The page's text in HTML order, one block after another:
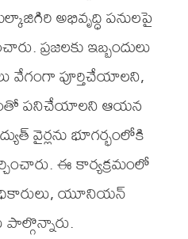
అభివృద్ధి పనులపై
ప్రజలకు ఇబ్బందులు
వేగంగా పూర్తిచేయాలని,
పనిచేయాలని ఆయన
వైర్లను భూగర్భంలోకి
ఈ కార్యక్రమంలో
యూనియన్
పాల్గొన్నారు.